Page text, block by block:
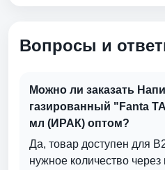
Вопросы и
Можно ли заказать
газированный "Fanta
мл (ИРАК) оптом?
Да, товар доступен для
нужное количество